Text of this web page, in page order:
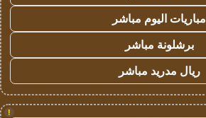
مباريات اليوم مباشر
برشلونة مباشر
ريال مدريد مباشر
!